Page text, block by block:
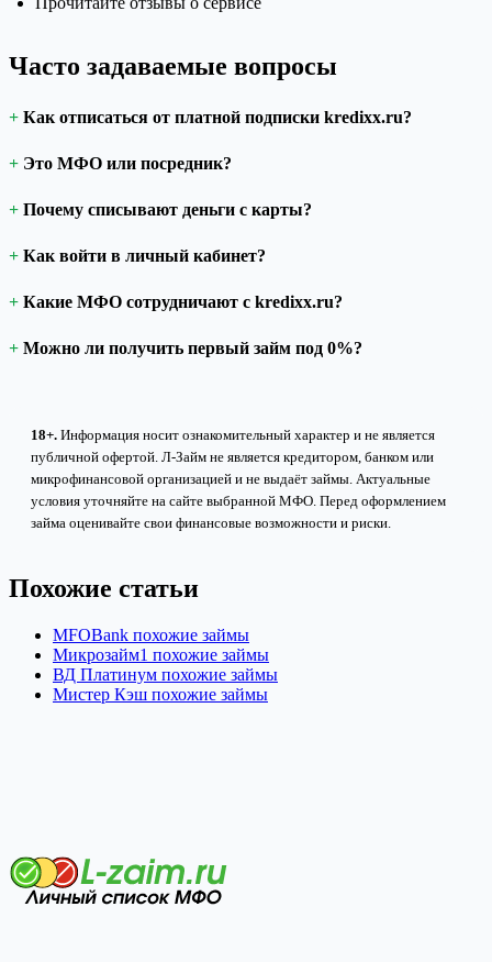
Часто задаваемые вопросы
Как отписаться от платной подписки kredixx.ru?
Это МФО или посредник?
Почему списывают деньги с карты?
Как войти в личный кабинет?
Какие МФО сотрудничают с kredixx.ru?
Можно ли получить первый займ под 0%?
18+. Информация носит ознакомительный характер и не является
публичной офертой. Л-Займ не является кредитором, банком или
микрофинансовой организацией и не выдаёт займы. Актуальные
условия уточняйте на сайте выбранной МФО. Перед оформлением
займа оценивайте свои финансовые возможности и риски.
Похожие статьи
MFOBank похожие займы
Микрозайм1 похожие займы
ВД Платинум похожие займы
Мистер Кэш похожие займы